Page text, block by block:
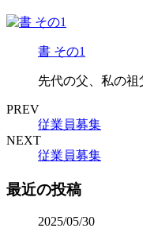
書 その1
先代の父、私の
PREV
従業員募集
NEXT
従業員募集
最近の投稿
2025/05/30